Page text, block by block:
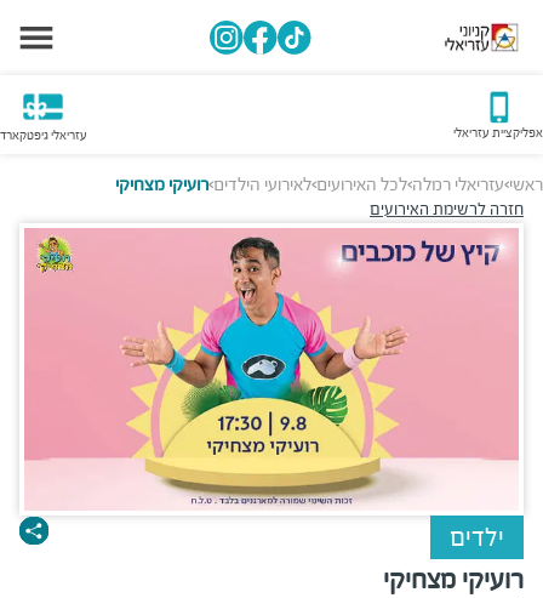
אפליקציית עזריאלי עזריאלי גיפטקארד
ראשי>עזריאלי רמלה>לכל האירועים>לאירועי הילדים>רועיקי מצחיקי
חזרה לרשימת האירועים
ילדים
רועיקי מצחיקי